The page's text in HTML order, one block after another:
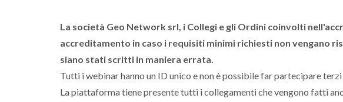
La società Geo Network srl, i Collegi e gli Ordini coinvolti
accreditamento in caso i requisiti minimi richiesti non vengano
siano stati scritti in maniera errata.
Tutti i webinar hanno un ID unico e non è possibile far partecipare
La piattaforma tiene presente tutti i collegamenti che vengono fatti